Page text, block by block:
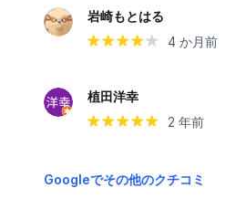
岩崎もとはる
4 か月前
植田洋幸
2 年前
Googleでその他のクチコミ